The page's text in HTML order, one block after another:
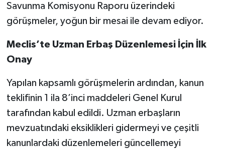
Savunma Komisyonu Raporu üzerindeki
görüşmeler, yoğun bir mesai ile devam ediyor.
Meclis’te Uzman Erbaş Düzenlemesi İçin İlk
Onay
Yapılan kapsamlı görüşmelerin ardından, kanun
teklifinin 1 ila 8’inci maddeleri Genel Kurul
tarafından kabul edildi. Uzman erbaşların
mevzuatındaki eksiklikleri gidermeyi ve çeşitli
kanunlardaki düzenlemeleri güncellemeyi